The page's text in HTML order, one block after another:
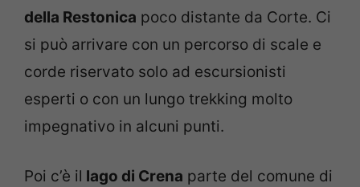
della Restonica poco distante da Corte. Ci
si può arrivare con un percorso di scale e
corde riservato solo ad escursionisti
esperti o con un lungo trekking molto
impegnativo in alcuni punti.
Poi c’è il lago di Crena parte del comune di